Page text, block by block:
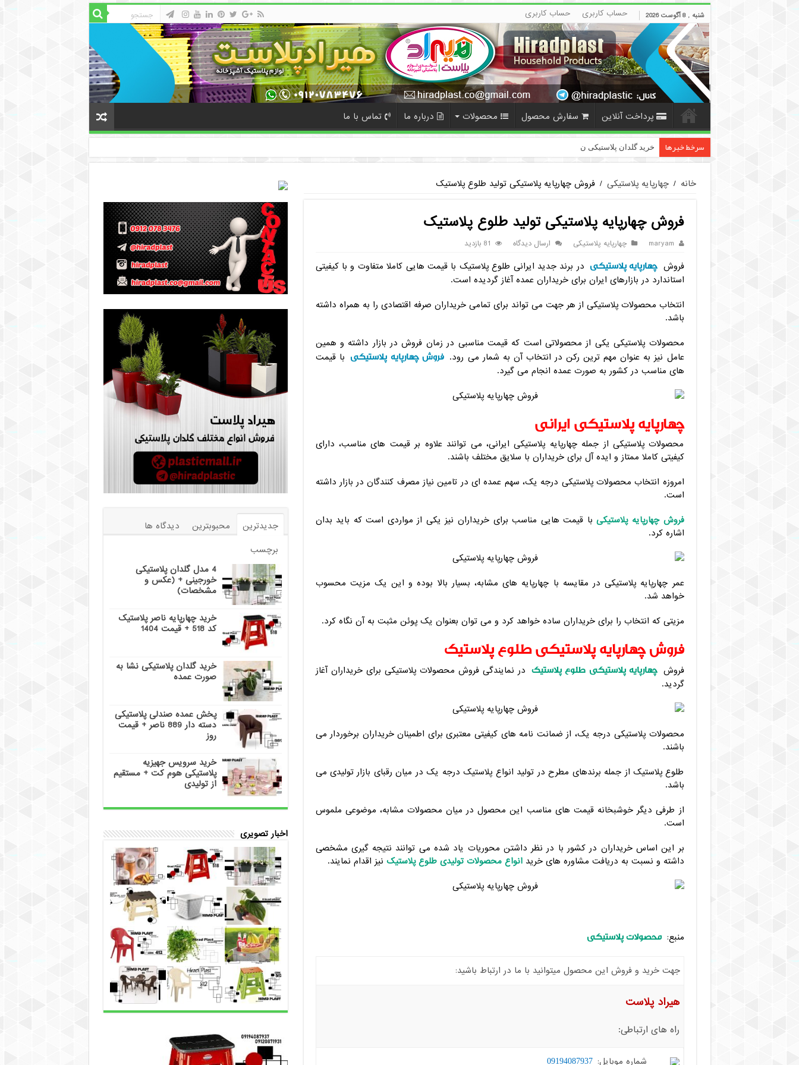
شنبه , 8 آگوست 2026 حساب کاربری حساب کاربری
پرداخت آنلاین سفارش محصول محصولات درباره ما تماس با ما
سرخط خبرها خرید گلدان پلاستیکی نشا به صورت عمده
خانه / چهارپایه پلاستیکی / فروش چهارپایه پلاستیکی تولید طلوع پلاستیک
فروش چهارپایه پلاستیکی تولید طلوع پلاستیک
maryam چهارپایه پلاستیکی ارسال دیدگاه 81 بازدید
فروش چهارپایه پلاستیکی در برند جدید ایرانی طلوع پلاستیک با قیمت هایی کاملا متفاوت و با کیفیتی
استاندارد در بازارهای ایران برای خریداران عمده آغاز گردیده است.
انتخاب محصولات پلاستیکی از هر جهت می تواند برای تمامی خریداران صرفه اقتصادی را به همراه داشته
باشد.
محصولات پلاستیکی یکی از محصولاتی است که قیمت مناسبی در زمان فروش در بازار داشته و همین
عامل نیز به عنوان مهم ترین رکن در انتخاب آن به شمار می رود. فروش چهارپایه پلاستیکی با قیمت
های مناسب در کشور به صورت عمده انجام می گیرد.
چهارپایه پلاستیکی ایرانی
محصولات پلاستیکی از جمله چهارپایه پلاستیکی ایرانی، می توانند علاوه بر قیمت های مناسب، دارای
کیفیتی کاملا ممتاز و ایده آل برای خریداران با سلایق مختلف باشند.
امروزه انتخاب محصولات پلاستیکی درجه یک، سهم عمده ای در تامین نیاز مصرف کنندگان در بازار داشته
است.
فروش چهارپایه پلاستیکیبا قیمت هایی مناسب برای خریداران نیز یکی از مواردی است که باید بدان
اشاره کرد.
عمر چهارپایه پلاستیکی در مقایسه با چهارپایه های مشابه، بسیار بالا بوده و این یک مزیت محسوب
خواهد شد.
مزیتی که انتخاب را برای خریداران ساده خواهد کرد و می توان بعنوان یک پوئن مثبت به آن نگاه کرد.
فروش چهارپایه پلاستیکی طلوع پلاستیک
فروش چهارپایه پلاستیکی طلوع پلاستیک در نمایندگی فروش محصولات پلاستیکی برای خریداران آغاز
گردید.
محصولات پلاستیکی درجه یک، از ضمانت نامه های کیفیتی معتبری برای اطمینان خریداران برخوردار می
باشند.
طلوع پلاستیک از جمله برندهای مطرح در تولید انواع پلاستیک درجه یک در میان رقبای بازار تولیدی می
باشد.
از طرفی دیگر خوشبخانه قیمت های مناسب این محصول در میان محصولات مشابه، موضوعی ملموس
است.
بر این اساس خریداران در کشور با در نظر داشتن محوریات یاد شده می توانند نتیجه گیری مشخصی
داشته و نسبت به دریافت مشاوره های خریدانواع محصولات تولیدی طلوع پلاستیک نیز اقدام نمایند.
منبع: محصولات پلاستیکی
جهت خرید و فروش این محصول میتوانید با ما در ارتباط باشید:
هیراد پلاست
راه های ارتباطی:
شماره موبایل: 09194087937
جدیدترین محبوبترین
دیدگاه ها
برچسب
4 مدل گلدان پلاستیکی
خورجینی + (عکس و
مشخصات)
خرید چهارپایه ناصر پلاستیک
کد 518 + قیمت 1404
خرید گلدان پلاستیکی نشا به
صورت عمده
پخش عمده صندلی پلاستیکی
دسته دار 889 ناصر + قیمت
روز
خرید سرویس جهیزیه
پلاستیکی هوم کت + مستقیم
از تولیدی
اخبار تصویری